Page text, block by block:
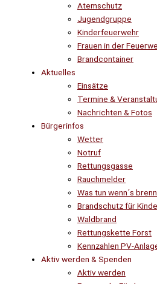
Atemschutz
Jugendgruppe
Kinderfeuerwehr
Frauen in der
Brandcontainer
Aktuelles
Einsätze
Termine &
Nachrichten & Fotos
Bürgerinfos
Wetter
Notruf
Rettungsgasse
Rauchmelder
Was tun wenn´s
Brandschutz für
Waldbrand
Rettungskette Forst
Kennzahlen PV-
Aktiv werden & Spenden
Aktiv werden